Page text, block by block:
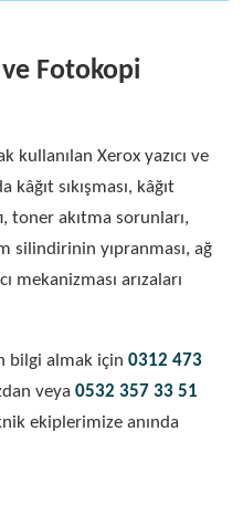
ve Fotokopi
kullanılan Xerox yazıcı ve
sıkışması, kâğıt
toner akıtma sorunları,
silindirinin yıpranması, ağ
mekanizması arızaları
bilgi almak için 0312 473
veya 0532 357 33 51
ekiplerimize anında